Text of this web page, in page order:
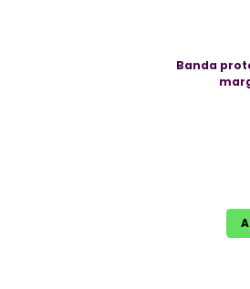
Banda